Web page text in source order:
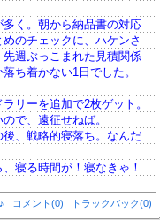
く。朝から納品書の対応
のチェックに、ハケンさ
週ぶっこまれた見積関係
ち着かない1日でした。
リーを追加で2枚ゲット。
で、遠征せねば。
、戦略的寝落ち。なんだ
寝る時間が！寝なきゃ！
コメント(0) トラックバック(0)